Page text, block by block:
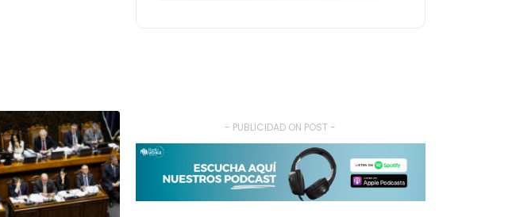
- PUBLICIDAD ON POST -